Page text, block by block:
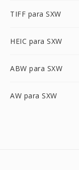
TIFF para SXW
HEIC para SXW
ABW para SXW
AW para SXW